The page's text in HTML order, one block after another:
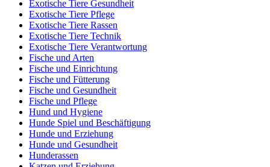
Exotische Tiere Gesundheit
Exotische Tiere Pflege
Exotische Tiere Rassen
Exotische Tiere Technik
Exotische Tiere Verantwortung
Fische und Arten
Fische und Einrichtung
Fische und Fütterung
Fische und Gesundheit
Fische und Pflege
Hund und Hygiene
Hunde Spiel und Beschäftigung
Hunde und Erziehung
Hunde und Gesundheit
Hunderassen